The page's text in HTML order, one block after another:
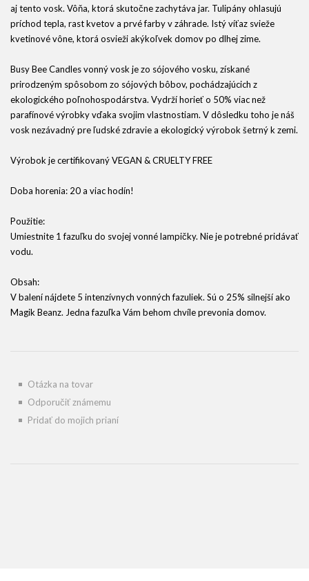
aj tento vosk. Vôňa, ktorá skutočne zachytáva jar. Tulipány ohlasujú
príchod tepla, rast kvetov a prvé farby v záhrade. Istý víťaz svieže
kvetinové vône, ktorá osvieži akýkoľvek domov po dlhej zime.
Busy Bee Candles vonný vosk je zo sójového vosku, získané
prirodzeným spôsobom zo sójových bôbov, pochádzajúcich z
ekologického poľnohospodárstva. Vydrží horieť o 50% viac než
parafínové výrobky vďaka svojim vlastnostiam. V dôsledku toho je náš
vosk nezávadný pre ľudské zdravie a ekologický výrobok šetrný k zemi.
Výrobok je certifikovaný VEGAN & CRUELTY FREE
Doba horenia: 20 a viac hodín!
Použitie:
Umiestnite 1 fazuľku do svojej vonné lampičky. Nie je potrebné pridávať
vodu.
Obsah:
V balení nájdete 5 intenzívnych vonných fazuliek. Sú o 25% silnejší ako
Magik Beanz. Jedna fazuľka Vám behom chvíle prevonia domov.
Otázka na tovar
Odporučiť známemu
Pridať do mojich prianí